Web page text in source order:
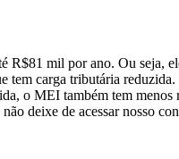
mil por ano. Ou seja,
tem carga tributária
o MEI também tem
deixe de acessar nosso